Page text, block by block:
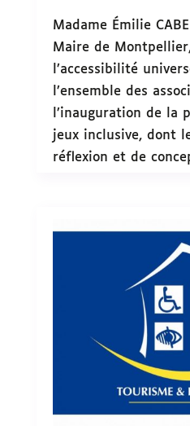
Madame Émilie
Maire de
l’accessibilité
l’ensemble des
l’inauguration de la
jeux inclusive, dont
réflexion et de